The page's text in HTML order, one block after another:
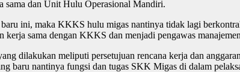
dan Unit Hulu Operasional Mandiri.
ini, maka KKKS hulu migas nantinya tidak lagi
kerja sama dengan KKKS dan menjadi pengawas
dilakukan meliputi persetujuan rencana kerja dan
baru nantinya fungsi dan tugas SKK Migas di dalam